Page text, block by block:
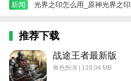
新闻 光界之印怎么用_原神光界之
推荐下载
战途王者最新版
角色扮演 | 119.04 MB